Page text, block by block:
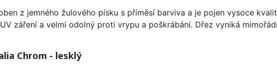
z jemného žulového písku s příměsí barviva a je pojen vysoce
záření a velmi odolný proti vrypu a poškrábání. Dřez vyniká
Chrom - lesklý